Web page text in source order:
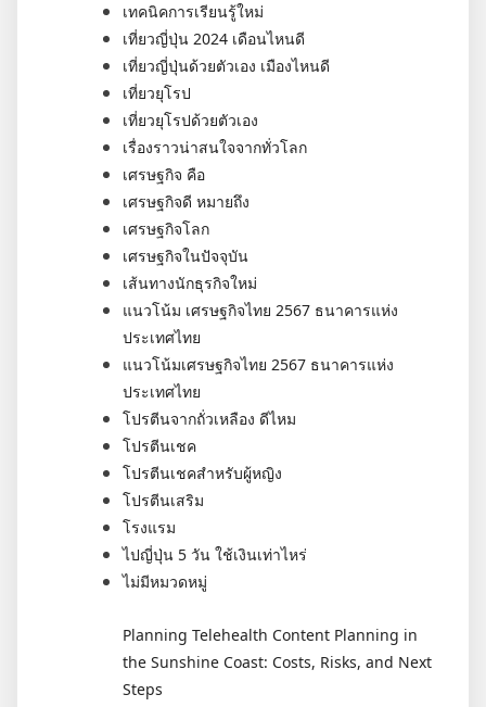
เทคนิคการเรียนรู้ใหม่
เที่ยวญี่ปุ่น 2024 เดือนไหนดี
เที่ยวญี่ปุ่นด้วยตัวเอง เมืองไหนดี
เที่ยวยุโรป
เที่ยวยุโรปด้วยตัวเอง
เรื่องราวน่าสนใจจากทั่วโลก
เศรษฐกิจ คือ
เศรษฐกิจดี หมายถึง
เศรษฐกิจโลก
เศรษฐกิจในปัจจุบัน
เส้นทางนักธุรกิจใหม่
แนวโน้ม เศรษฐกิจไทย 2567 ธนาคารแห่ง
ประเทศไทย
แนวโน้มเศรษฐกิจไทย 2567 ธนาคารแห่ง
ประเทศไทย
โปรตีนจากถั่วเหลือง ดีไหม
โปรตีนเชค
โปรตีนเชคสำหรับผู้หญิง
โปรตีนเสริม
โรงแรม
ไปญี่ปุ่น 5 วัน ใช้เงินเท่าไหร่
ไม่มีหมวดหมู่
Planning Telehealth Content Planning in
the Sunshine Coast: Costs, Risks, and Next
Steps